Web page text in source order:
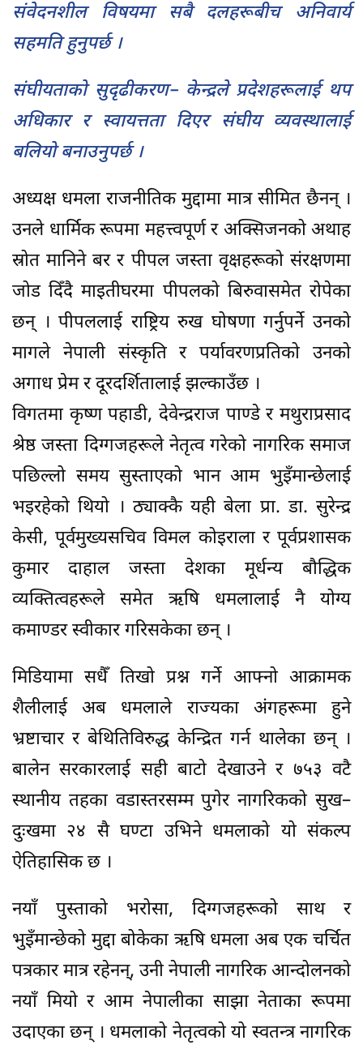
संवेदनशील विषयमा सबै दलहरूबीच अनिवार्य
सहमति हुनुपर्छ ।
संघीयताको सुदृढीकरण– केन्द्रले प्रदेशहरूलाई थप
अधिकार र स्वायत्तता दिएर संघीय व्यवस्थालाई
बलियो बनाउनुपर्छ ।
अध्यक्ष धमला राजनीतिक मुद्दामा मात्र सीमित छैनन् ।
उनले धार्मिक रूपमा महत्त्वपूर्ण र अक्सिजनको अथाह
स्रोत मानिने बर र पीपल जस्ता वृक्षहरूको संरक्षणमा
जोड दिँदै माइतीघरमा पीपलको बिरुवासमेत रोपेका
छन् । पीपललाई राष्ट्रिय रुख घोषणा गर्नुपर्ने उनको
मागले नेपाली संस्कृति र पर्यावरणप्रतिको उनको
अगाध प्रेम र दूरदर्शितालाई झल्काउँछ ।
विगतमा कृष्ण पहाडी, देवेन्द्रराज पाण्डे र मथुराप्रसाद
श्रेष्ठ जस्ता दिग्गजहरूले नेतृत्व गरेको नागरिक समाज
पछिल्लो समय सुस्ताएको भान आम भुइँमान्छेलाई
भइरहेको थियो । ठ्याक्कै यही बेला प्रा. डा. सुरेन्द्र
केसी, पूर्वमुख्यसचिव विमल कोइराला र पूर्वप्रशासक
कुमार दाहाल जस्ता देशका मूर्धन्य बौद्धिक
व्यक्तित्वहरूले समेत ऋषि धमलालाई नै योग्य
कमाण्डर स्वीकार गरिसकेका छन् ।
मिडियामा सधैँ तिखो प्रश्न गर्ने आफ्नो आक्रामक
शैलीलाई अब धमलाले राज्यका अंगहरूमा हुने
भ्रष्टाचार र बेथितिविरुद्ध केन्द्रित गर्न थालेका छन् ।
बालेन सरकारलाई सही बाटो देखाउने र ७५३ वटै
स्थानीय तहका वडास्तरसम्म पुगेर नागरिकको सुख–
दुःखमा २४ सै घण्टा उभिने धमलाको यो संकल्प
ऐतिहासिक छ ।
नयाँ पुस्ताको भरोसा, दिग्गजहरूको साथ र
भुइँमान्छेको मुद्दा बोकेका ऋषि धमला अब एक चर्चित
पत्रकार मात्र रहेनन्, उनी नेपाली नागरिक आन्दोलनको
नयाँ मियो र आम नेपालीका साझा नेताका रूपमा
उदाएका छन् । धमलाको नेतृत्वको यो स्वतन्त्र नागरिक